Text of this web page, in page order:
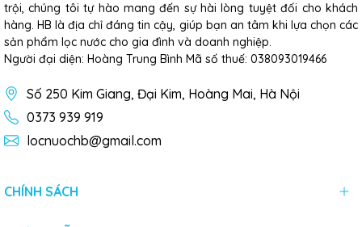
trội, chúng tôi tự hào mang đến sự hài lòng tuyệt đối cho khách
hàng. HB là địa chỉ đáng tin cậy, giúp bạn an tâm khi lựa chọn các
sản phẩm lọc nước cho gia đình và doanh nghiệp.
Người đại diện: Hoàng Trung Bình Mã số thuế: 038093019466
Số 250 Kim Giang, Đại Kim, Hoàng Mai, Hà Nội
0373 939 919
locnuochb@gmail.com
CHÍNH SÁCH